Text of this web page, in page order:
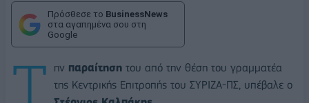
Πρόσθεσε το BusinessNews
στα αγαπημένα σου στη
Google
Τ ην παραίτηση του από την θέση του γραμματέα
της Κεντρικής Επιτροπής του ΣΥΡΙΖΑ-ΠΣ, υπέβαλε ο